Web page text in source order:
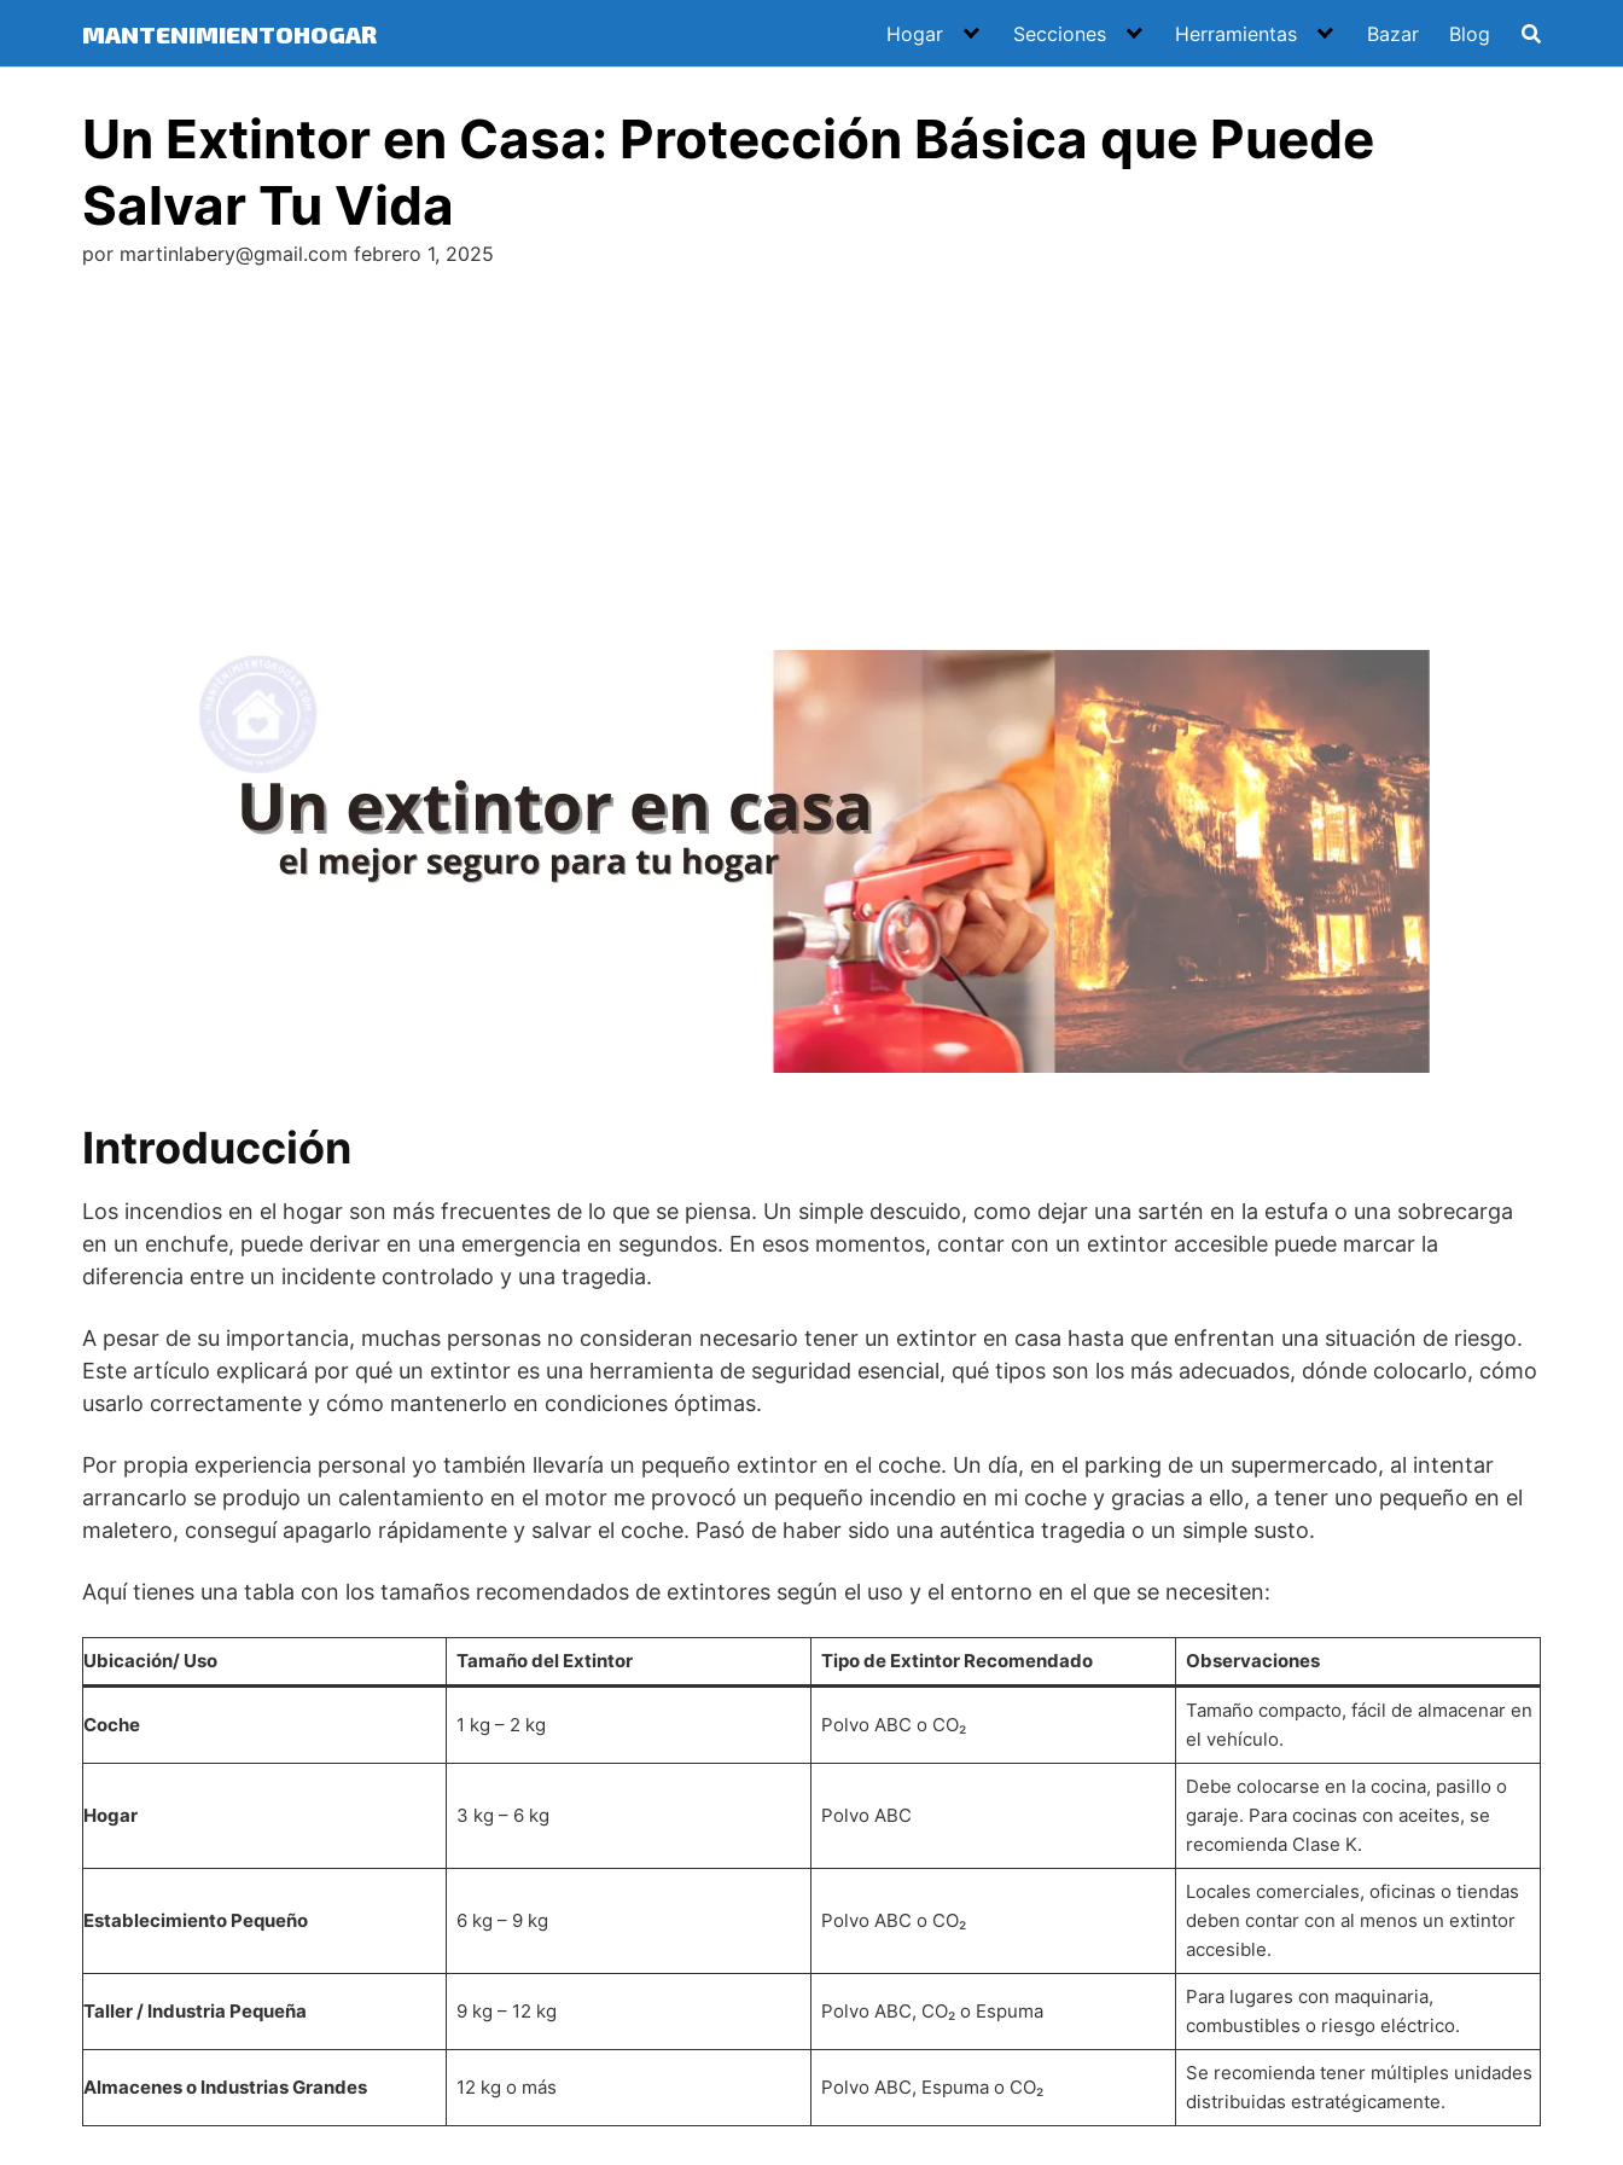
contenido
MANTENIMIENTOHOGAR Hogar Secciones Herramientas Bazar Blog
Un Extintor en Casa: Protección Básica que Puede
Salvar Tu Vida
por martinlabery@gmail.com febrero 1, 2025
Introducción
Los incendios en el hogar son más frecuentes de lo que se piensa. Un simple descuido, como dejar una sartén en la estufa o una sobrecarga
en un enchufe, puede derivar en una emergencia en segundos. En esos momentos, contar con un extintor accesible puede marcar la
diferencia entre un incidente controlado y una tragedia.
A pesar de su importancia, muchas personas no consideran necesario tener un extintor en casa hasta que enfrentan una situación de riesgo.
Este artículo explicará por qué un extintor es una herramienta de seguridad esencial, qué tipos son los más adecuados, dónde colocarlo, cómo
usarlo correctamente y cómo mantenerlo en condiciones óptimas.
Por propia experiencia personal yo también llevaría un pequeño extintor en el coche. Un día, en el parking de un supermercado, al intentar
arrancarlo se produjo un calentamiento en el motor me provocó un pequeño incendio en mi coche y gracias a ello, a tener uno pequeño en el
maletero, conseguí apagarlo rápidamente y salvar el coche. Pasó de haber sido una auténtica tragedia o un simple susto.
Aquí tienes una tabla con los tamaños recomendados de extintores según el uso y el entorno en el que se necesiten:
Ubicación/ Uso Tamaño del Extintor Tipo de Extintor Recomendado Observaciones
Coche 1 kg – 2 kg Polvo ABC o CO₂
Tamaño compacto, fácil de almacenar en
el vehículo.
Hogar 3 kg – 6 kg Polvo ABC
Debe colocarse en la cocina, pasillo o
garaje. Para cocinas con aceites, se
recomienda Clase K.
Establecimiento Pequeño 6 kg – 9 kg Polvo ABC o CO₂
Locales comerciales, oficinas o tiendas
deben contar con al menos un extintor
accesible.
Taller / Industria Pequeña 9 kg – 12 kg Polvo ABC, CO₂ o Espuma
Para lugares con maquinaria,
combustibles o riesgo eléctrico.
Almacenes o Industrias Grandes 12 kg o más Polvo ABC, Espuma o CO₂
Se recomienda tener múltiples unidades
distribuidas estratégicamente.